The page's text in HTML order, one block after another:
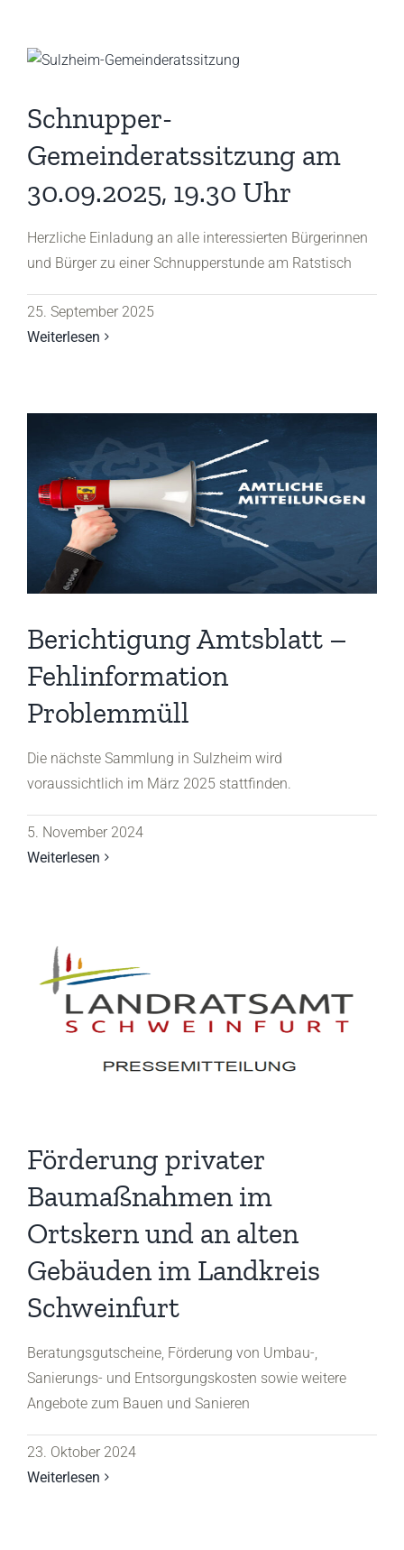
Schnupper-
Gemeinderatssitzung am
30.09.2025, 19.30 Uhr
Herzliche Einladung an alle interessierten Bürgerinnen
und Bürger zu einer Schnupperstunde am Ratstisch
25. September 2025
Weiterlesen
Berichtigung Amtsblatt –
Fehlinformation
Problemmüll
Die nächste Sammlung in Sulzheim wird
voraussichtlich im März 2025 stattfinden.
5. November 2024
Weiterlesen
Förderung privater
Baumaßnahmen im
Ortskern und an alten
Gebäuden im Landkreis
Schweinfurt
Beratungsgutscheine, Förderung von Umbau-,
Sanierungs- und Entsorgungskosten sowie weitere
Angebote zum Bauen und Sanieren
23. Oktober 2024
Weiterlesen